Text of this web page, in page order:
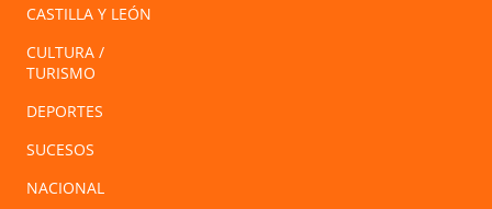
CASTILLA Y LEÓN
CULTURA /
TURISMO
DEPORTES
SUCESOS
NACIONAL